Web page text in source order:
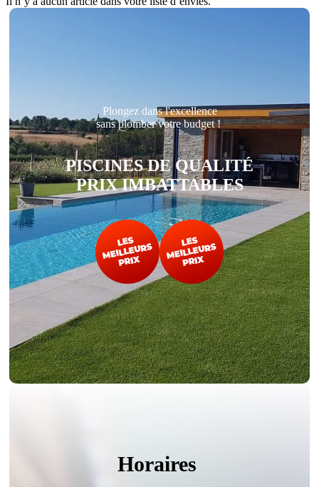
Plongez dans l'excellence
sans plomber votre budget !
PISCINES DE QUALITÉ
PRIX IMBATTABLES
Horaires